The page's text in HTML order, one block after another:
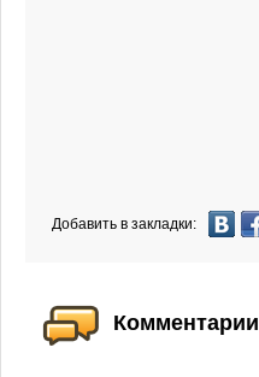
Добавить в закладки:
Комментарии